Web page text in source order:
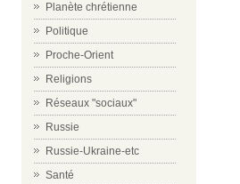
Planète chrétienne
Politique
Proche-Orient
Religions
Réseaux "sociaux"
Russie
Russie-Ukraine-etc
Santé